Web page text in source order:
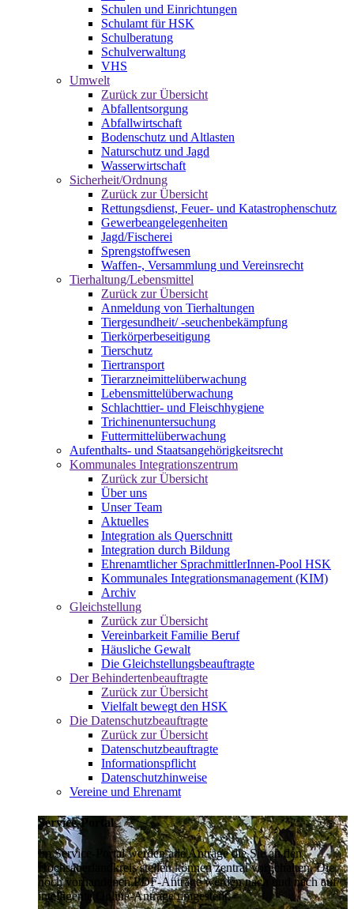
Schulen und Einrichtungen
Schulamt für HSK
Schulberatung
Schulverwaltung
VHS
Umwelt
Zurück zur Übersicht
Abfallentsorgung
Abfallwirtschaft
Bodenschutz und Altlasten
Naturschutz und Jagd
Wasserwirtschaft
Sicherheit/Ordnung
Zurück zur Übersicht
Rettungsdienst, Feuer- und Katastrophenschutz
Gewerbeangelegenheiten
Jagd/Fischerei
Sprengstoffwesen
Waffen-, Versammlung und Vereinsrecht
Tierhaltung/Lebensmittel
Zurück zur Übersicht
Anmeldung von Tierhaltungen
Tiergesundheit/ -seuchenbekämpfung
Tierkörperbeseitigung
Tierschutz
Tiertransport
Tierarzneimittelüberwachung
Lebensmittelüberwachung
Schlachttier- und Fleischhygiene
Trichinenuntersuchung
Futtermittelüberwachung
Aufenthalts- und Staatsangehörigkeitsrecht
Kommunales Integrationszentrum
Zurück zur Übersicht
Über uns
Unser Team
Aktuelles
Integration als Querschnitt
Integration durch Bildung
Ehrenamtlicher SprachmittlerInnen-Pool HSK
Kommunales Integrationsmanagement (KIM)
Archiv
Gleichstellung
Zurück zur Übersicht
Vereinbarkeit Familie Beruf
Häusliche Gewalt
Die Gleichstellungsbeauftragte
Der Behindertenbeauftragte
Zurück zur Übersicht
Vielfalt bewegt den HSK
Die Datenschutzbeauftragte
Zurück zur Übersicht
Datenschutzbeauftragte
Informationspflicht
Datenschutzhinweise
Vereine und Ehrenamt
Service-Portal
Im Service-Portal werden alle Anträge die Sie an den
Hochsauerlandkreis stellen können zentral vorgehalten. Die
noch vorhandenen PDF-Anträge werden nach und nach auf
intelligente Online-Anträge umgestellt.